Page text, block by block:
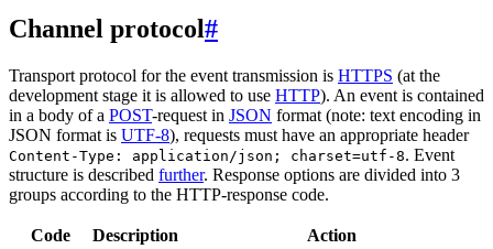
Channel protocol#
Transport protocol for the event transmission is HTTPS (at the
development stage it is allowed to use HTTP). An event is contained
in a body of a POST-request in JSON format (note: text encoding in
JSON format is UTF-8), requests must have an appropriate header
Content-Type: application/json; charset=utf-8. Event
structure is described further. Response options are divided into 3
groups according to the HTTP-response code.
Code Description Action